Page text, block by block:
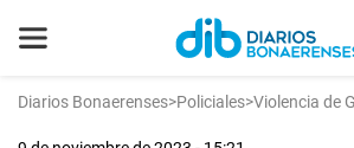
Diarios Bonaerenses>Policiales>Violencia de